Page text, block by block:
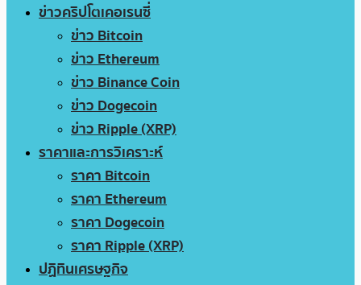
ข่าวคริปโตเคอเรนซี่
ข่าว Bitcoin
ข่าว Ethereum
ข่าว Binance Coin
ข่าว Dogecoin
ข่าว Ripple (XRP)
ราคาและการวิเคราะห์
ราคา Bitcoin
ราคา Ethereum
ราคา Dogecoin
ราคา Ripple (XRP)
ปฏิทินเศรษฐกิจ